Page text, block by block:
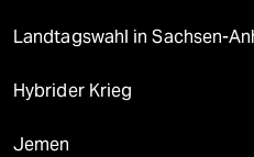
Landtagswahl in Sachsen-
Hybrider Krieg
Jemen